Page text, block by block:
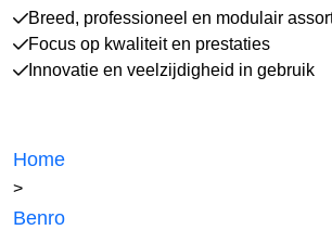
Breed, professioneel en modulair
Focus op kwaliteit en prestaties
Innovatie en veelzijdigheid in gebruik
Home
>
Benro